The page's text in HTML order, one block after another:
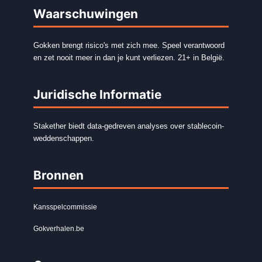
Waarschuwingen
Gokken brengt risico's met zich mee. Speel verantwoord
en zet nooit meer in dan je kunt verliezen. 21+ in België.
Juridische Informatie
Stakether biedt data-gedreven analyses over stablecoin-
weddenschappen.
Bronnen
Kansspelcommissie
Gokverhalen.be